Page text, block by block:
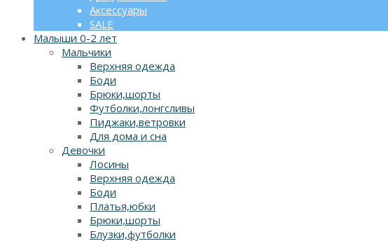
Аксессуары
SALE
Малыши 0-2 лет
Мальчики
Верхняя одежда
Боди
Брюки,шорты
Футболки,лонгсливы
Пиджаки,ветровки
Для дома и сна
Девочки
Лосины
Верхняя одежда
Боди
Платья,юбки
Брюки,шорты
Блузки,футболки